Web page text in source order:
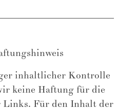
inhaltlicher Kontrolle
keine Haftung für die
Links. Für den Inhalt der